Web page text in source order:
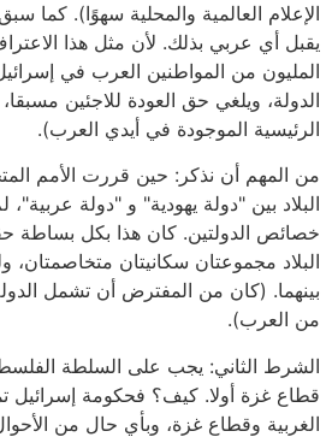
الإعلام العالمية والمحلية سهوًا).
يقبل أي عربي بذلك. لأن مثل هذا
المليون من المواطنين العرب في
الدولة، ويلغي حق العودة للاجئين
الرئيسية الموجودة في أيدي العرب).
البلاد بين "دولة يهودية" و "دولة
خصائص الدولتين. كان هذا بكل بساطة
البلاد مجموعتان سكانيتان
من العرب).
الشرط الثاني: يجب على السلطة
قطاع غزة أولا. كيف؟ فحكومة إسرائيل
الغربية وقطاع غزة، وبأي حال من